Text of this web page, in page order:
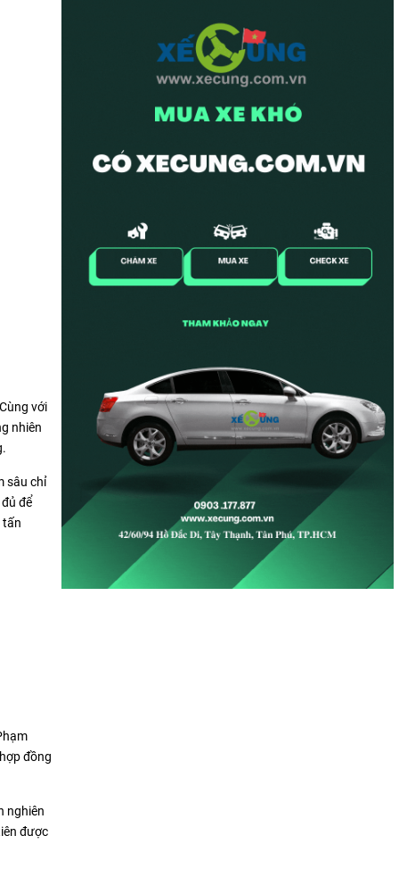
với
nhiên
sâu chỉ
để
tấn
đồng
nghiên
được